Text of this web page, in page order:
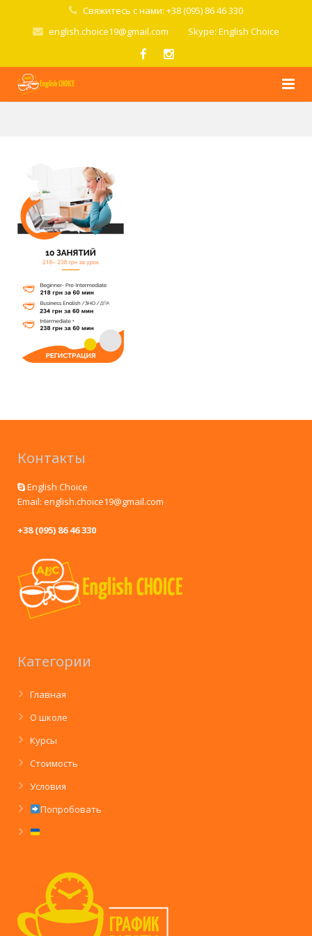
Свяжитесь с нами: +38 (095) 86 46 330
english.choice19@gmail.com
Skype: English Choice
Стоимость
Условия
Контакты
English Choice
Email: english.choice19@gmail.com
+38 (095) 86 46 330
Категории
Главная
О школе
Курсы
Стоимость
Условия
Попробовать